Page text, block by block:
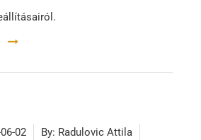
02 By: Radulovic Attila